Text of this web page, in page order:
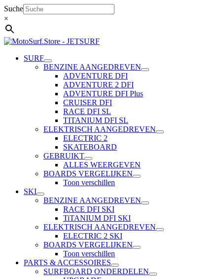
Ga
naar
de
inhoud
Suche
×
SURF
BENZINE AANGEDREVEN
ADVENTURE DFI
ADVENTURE 2 DFI
ADVENTURE DFI Plus
CRUISER DFI
RACE DFI SL
TITANIUM DFI SL
ELEKTRISCH AANGEDREVEN
ELECTRIC 2
SKATEBOARD
GEBRUIKT
ALLES WEERGEVEN
BOARDS VERGELIJKEN
Toon verschillen
SKI
BENZINE AANGEDREVEN
RACE DFI SKI
TiTANIUM DFI SKI
ELEKTRISCH AANGEDREVEN
ELECTRIC 2 SKI
BOARDS VERGELIJKEN
Toon verschillen
PARTS & ACCESSOIRES
SURFBOARD ONDERDELEN